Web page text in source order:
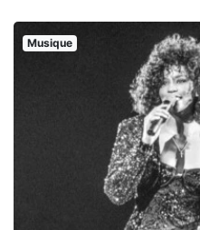
Musique